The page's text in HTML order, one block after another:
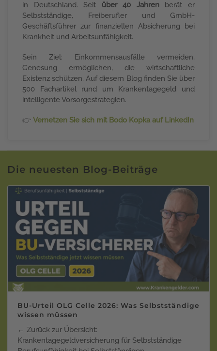
in Deutschland. Seit über 40 Jahrenberät er
Selbstständige, Freiberufler und GmbH-
Geschäftsführer zur finanziellen Absicherung bei
Krankheit und Arbeitsunfähigkeit.
Sein Ziel: Einkommensausfälle vermeiden,
Genesung ermöglichen, die wirtschaftliche
Existenz schützen. Auf diesem Blog finden Sie über
500 Fachartikel rund um Krankentagegeld und
intelligente Vorsorgestrategien.
👉 Vernetzen Sie sich mit Bodo Kopka auf LinkedIn
Die neuesten Blog-Beiträge
BU-Urteil OLG Celle 2026: Was Selbstständige
wissen müssen
← Zurück zur Übersicht:
Krankentagegeldversicherung für Selbstständige